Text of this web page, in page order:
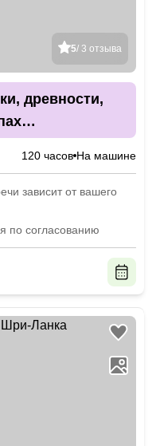
5/ 3 отзыва
древности,
120 часов На машине
зависит от вашего
по согласованию